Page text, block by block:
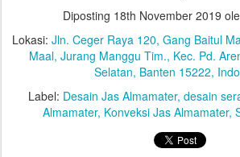
Diposting 18th November 2019
Lokasi: Jln. Ceger Raya 120, Gang Baitul
Maal, Jurang Manggu Tim., Kec. Pd.
Selatan, Banten 15222,
Label: Desain Jas Almamater desain
Almamater Konveksi Jas Almamater